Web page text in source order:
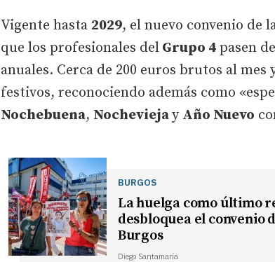
Vigente hasta 2029, el nuevo convenio de
que los profesionales del Grupo 4 pasen
anuales. Cerca de 200 euros brutos al
festivos, reconociendo además como
Nochebuena, Nocheviejay Año Nuevo
BURGOS
La huelga como último
desbloquea el convenio
Burgos
Diego Santamaría